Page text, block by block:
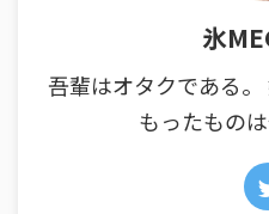
氷
吾輩はオタクである
もったもの